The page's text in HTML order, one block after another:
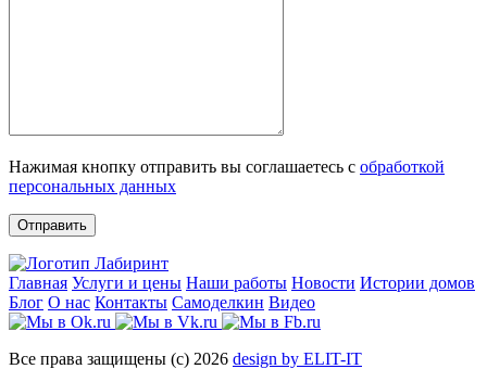
Нажимая кнопку отправить вы соглашаетесь с обработкой
персональных данных
Отправить
Главная Услуги и цены Наши работы Новости Истории домов
Блог О нас Контакты Самоделкин Видео
Все права защищены (с) 2026 design by ELIT-IT